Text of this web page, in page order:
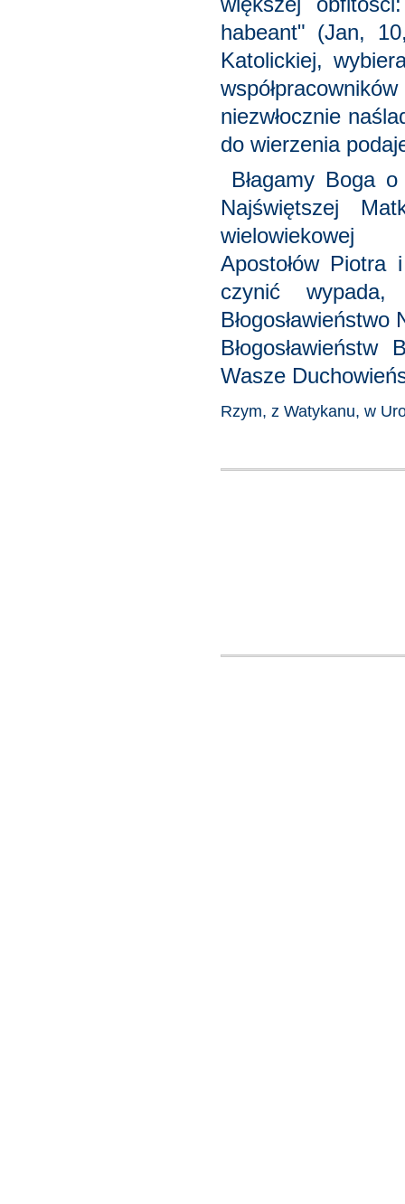
habeant" (Jan,
Katolickiej,
niezwłocznie
do wierzenia
Błagamy Boga
Najświętszej
wielowiekowej
Apostołów Piotra
czynić
Wasze
Rzym, z Watykanu, w